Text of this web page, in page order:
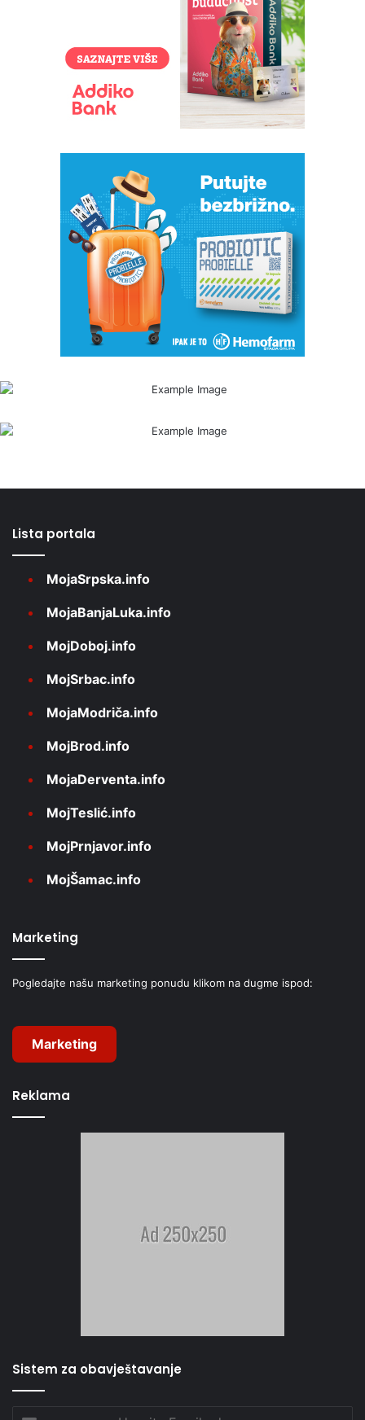
Lista portala
MojaSrpska.info
MojaBanjaLuka.info
MojDoboj.info
MojSrbac.info
MojaModriča.info
MojBrod.info
MojaDerventa.info
MojTeslić.info
MojPrnjavor.info
MojŠamac.info
Marketing
Pogledajte našu marketing ponudu klikom na dugme ispod:
Marketing
Reklama
Sistem za obavještavanje